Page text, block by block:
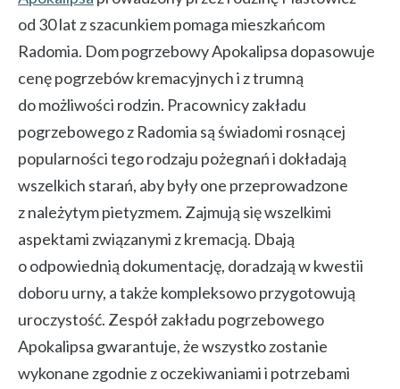
od 30 lat z szacunkiem pomaga mieszkańcom
Radomia. Dom pogrzebowy Apokalipsa dopasowuje
cenę pogrzebów kremacyjnych i z trumną
do możliwości rodzin. Pracownicy zakładu
pogrzebowego z Radomia są świadomi rosnącej
popularności tego rodzaju pożegnań i dokładają
wszelkich starań, aby były one przeprowadzone
z należytym pietyzmem. Zajmują się wszelkimi
aspektami związanymi z kremacją. Dbają
o odpowiednią dokumentację, doradzają w kwestii
doboru urny, a także kompleksowo przygotowują
uroczystość. Zespół zakładu pogrzebowego
Apokalipsa gwarantuje, że wszystko zostanie
wykonane zgodnie z oczekiwaniami i potrzebami